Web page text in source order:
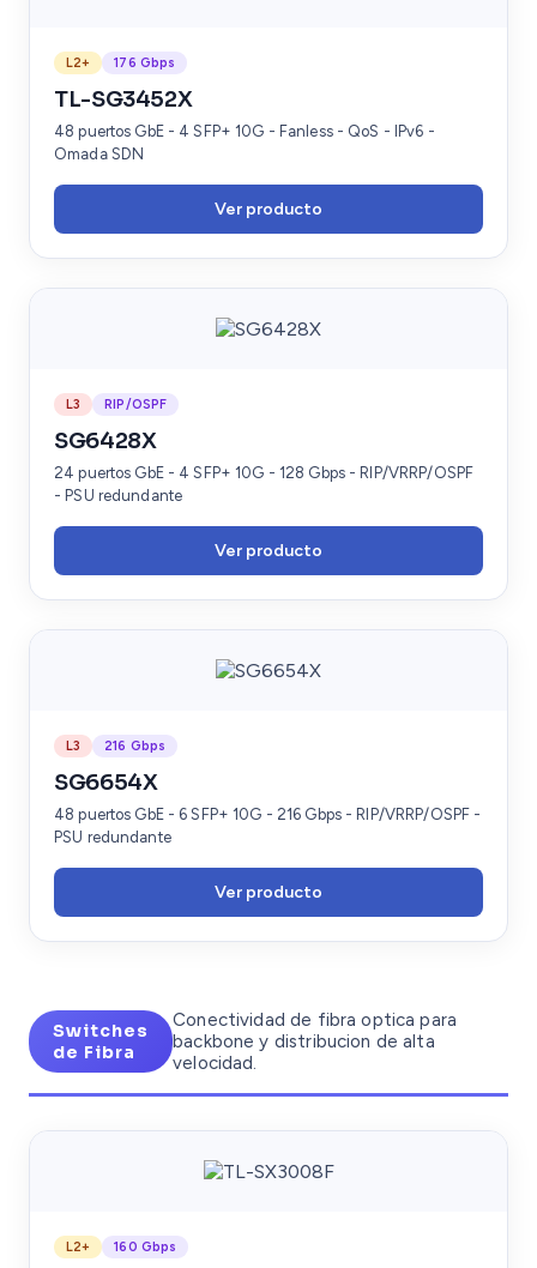
L2+ 176 Gbps
TL-SG3452X
48 puertos GbE - 4 SFP+ 10G - Fanless - QoS - IPv6 -
Omada SDN
Ver producto
L3 RIP/OSPF
SG6428X
24 puertos GbE - 4 SFP+ 10G - 128 Gbps - RIP/VRRP/OSPF
- PSU redundante
Ver producto
L3 216 Gbps
SG6654X
48 puertos GbE - 6 SFP+ 10G - 216 Gbps - RIP/VRRP/OSPF -
PSU redundante
Ver producto
Switches
de Fibra
Conectividad de fibra optica para
backbone y distribucion de alta
velocidad.
L2+ 160 Gbps